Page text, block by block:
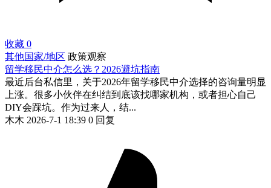
收藏 0
其他国家/地区 政策观察
留学移民中介怎么选？2026避坑指南
最近后台私信里，关于2026年留学移民中介选择的咨询量明显
上涨。很多小伙伴在纠结到底该找哪家机构，或者担心自己
DIY会踩坑。作为过来人，结...
木木 2026-7-1 18:39 0 回复